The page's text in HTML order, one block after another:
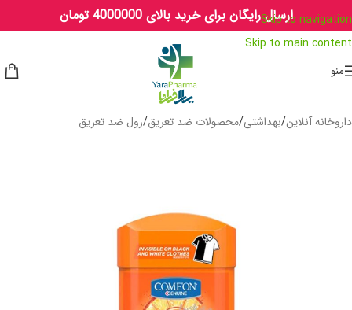
Skip to navigation
Skip to main content
ارسال رایگان برای خرید بالای 4000000 تومان
منو
داروخانه آنلاین/بهداشتی/محصولات ضد تعریق/رول ضد تعریق